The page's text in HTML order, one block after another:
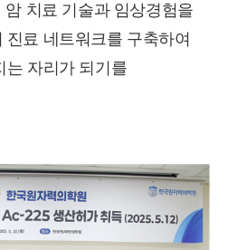
암 치료 기술과 임상경험을
료 네트워크를 구축하여
는 자리가 되기를